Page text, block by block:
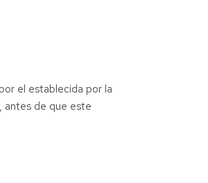
el establecida por la
antes de que este